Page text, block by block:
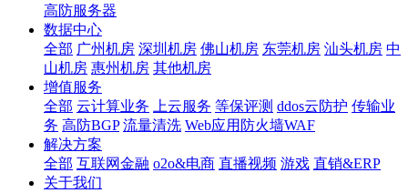
高防服务器
数据中心
全部 广州机房 深圳机房 佛山机房 东莞机房 汕头机房 中
山机房 惠州机房 其他机房
增值服务
全部 云计算业务 上云服务 等保评测 ddos云防护 传输业
务 高防BGP 流量清洗 Web应用防火墙WAF
解决方案
全部 互联网金融 o2o&电商 直播视频 游戏 直销&ERP
关于我们